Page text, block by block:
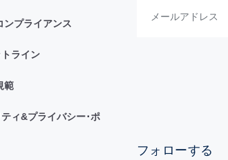
ンプライアンス
ライン
範
ィ&プライバシー･ポ
フォローする